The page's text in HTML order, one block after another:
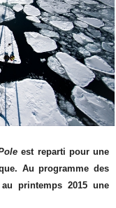
est reparti pour une
Au programme des
printemps 2015 une